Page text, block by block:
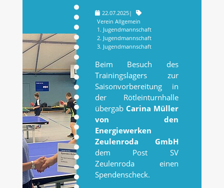
22.07.2025|
Verein Allgemein
1. Jugendmannschaft
2. Jugendmannschaft
3. Jugendmannschaft
Beim Besuch des
Trainingslagers zur
Saisonvorbereitung in
der Rötleinturnhalle
übergab Carina Müller
von den
Energiewerken
Zeulenroda GmbH
dem Post SV
Zeulenroda einen
Spendenscheck.